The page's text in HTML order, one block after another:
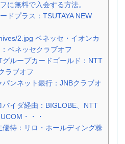
に無料で入会する方法。
ドプラス：TSUTAYA NEW
2.jpg ベネッセ・イオンカ
ベネッセクラブオフ
グループカードゴールド：NTT
ラブオフ
パンネット銀行：JNBクラブオ
バイダ経由：BIGLOBE、NTT
・・・
優待：リロ・ホールディング株